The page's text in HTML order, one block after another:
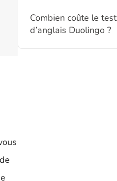
Combien coûte le test
d’anglais Duolingo ?